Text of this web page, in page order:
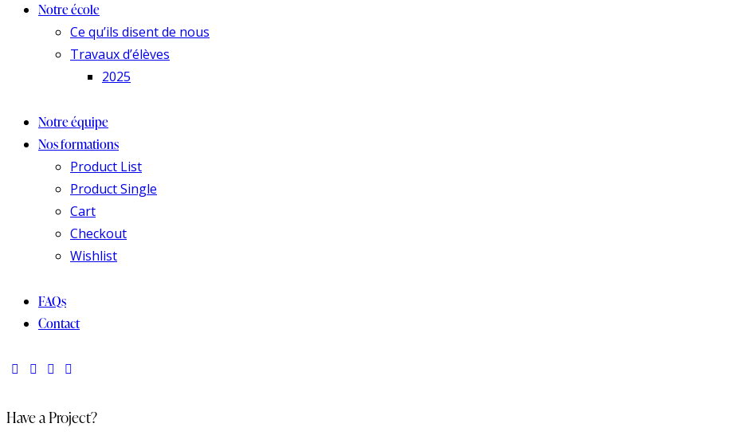
Notre école
Ce qu’ils disent de nous
Travaux d’élèves
2025
Notre équipe
Nos formations
Product List
Product Single
Cart
Checkout
Wishlist
FAQs
Contact
Have a Project?